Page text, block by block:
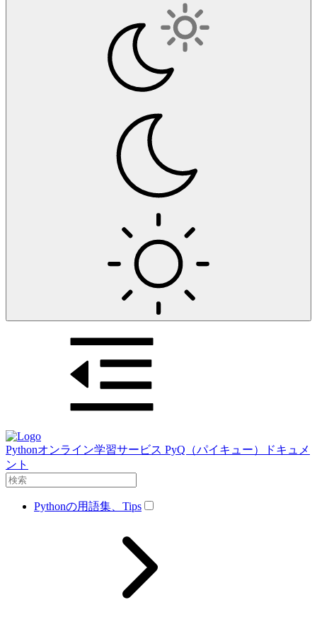
Pythonオンライン学習サービス PyQ（パイキュー）ドキュメ
ント
Pythonの用語集、Tips